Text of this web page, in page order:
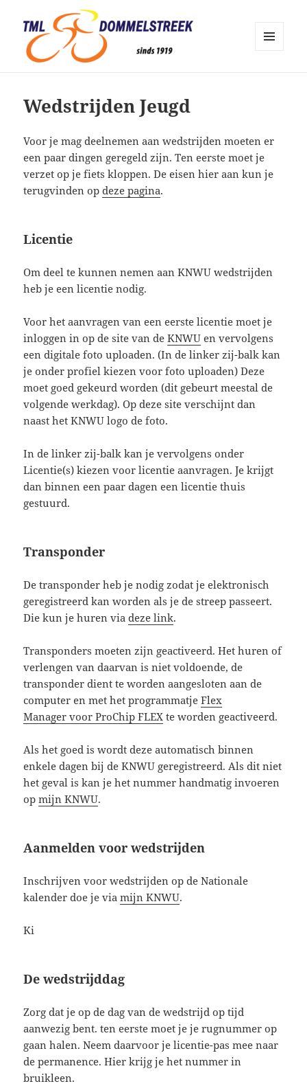
Wedstrijden Jeugd
Voor je mag deelnemen aan wedstrijden moeten er
een paar dingen geregeld zijn. Ten eerste moet je
verzet op je fiets kloppen. De eisen hier aan kun je
terugvinden opdeze pagina.
Licentie
Om deel te kunnen nemen aan KNWU wedstrijden
heb je een licentie nodig.
Voor het aanvragen van een eerste licentie moet je
inloggen in op de site van deKNWU en vervolgens
een digitale foto uploaden. (In de linker zij-balk kan
je onder profiel kiezen voor foto uploaden) Deze
moet goed gekeurd worden (dit gebeurt meestal de
volgende werkdag). Op deze site verschijnt dan
naast het KNWU logo de foto.
In de linker zij-balk kan je vervolgens onder
Licentie(s) kiezen voor licentie aanvragen. Je krijgt
dan binnen een paar dagen een licentie thuis
gestuurd.
Transponder
De transponder heb je nodig zodat je elektronisch
geregistreerd kan worden als je de streep passeert.
Die kun je huren viadeze link.
Transponders moeten zijn geactiveerd. Het huren of
verlengen van daarvan is niet voldoende, de
transponder dient te worden aangesloten aan de
computer en met het programmatjeFlex
Manager voor ProChip FLEX te worden geactiveerd.
Als het goed is wordt deze automatisch binnen
enkele dagen bij de KNWU geregistreerd. Als dit niet
het geval is kan je het nummer handmatig invoeren
opmijn KNWU.
Aanmelden voor wedstrijden
Inschrijven voor wedstrijden op de Nationale
kalender doe je viamijn KNWU.
Ki
De wedstrijddag
Zorg dat je op de dag van de wedstrijd op tijd
aanwezig bent. ten eerste moet je je rugnummer op
gaan halen. Neem daarvoor je licentie-pas mee naar
de permanence. Hier krijg je het nummer in
bruikleen.